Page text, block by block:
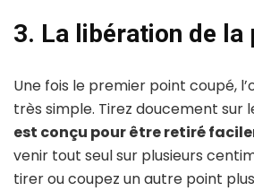
3. La libération de la
Une fois le premier point coupé,
très simple. Tirez doucement sur
est conçu pour être retiré
venir tout seul sur plusieurs
tirer ou coupez un autre point